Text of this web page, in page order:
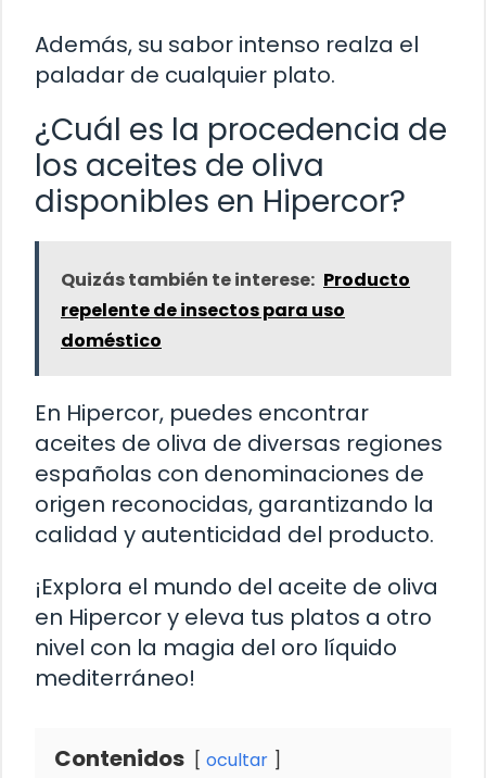
Además, su sabor intenso realza el
paladar de cualquier plato.
¿Cuál es la procedencia de
los aceites de oliva
disponibles en Hipercor?
Quizás también te interese: Producto
repelente de insectos para uso
doméstico
En Hipercor, puedes encontrar
aceites de oliva de diversas regiones
españolas con denominaciones de
origen reconocidas, garantizando la
calidad y autenticidad del producto.
¡Explora el mundo del aceite de oliva
en Hipercor y eleva tus platos a otro
nivel con la magia del oro líquido
mediterráneo!
Contenidos ocultar